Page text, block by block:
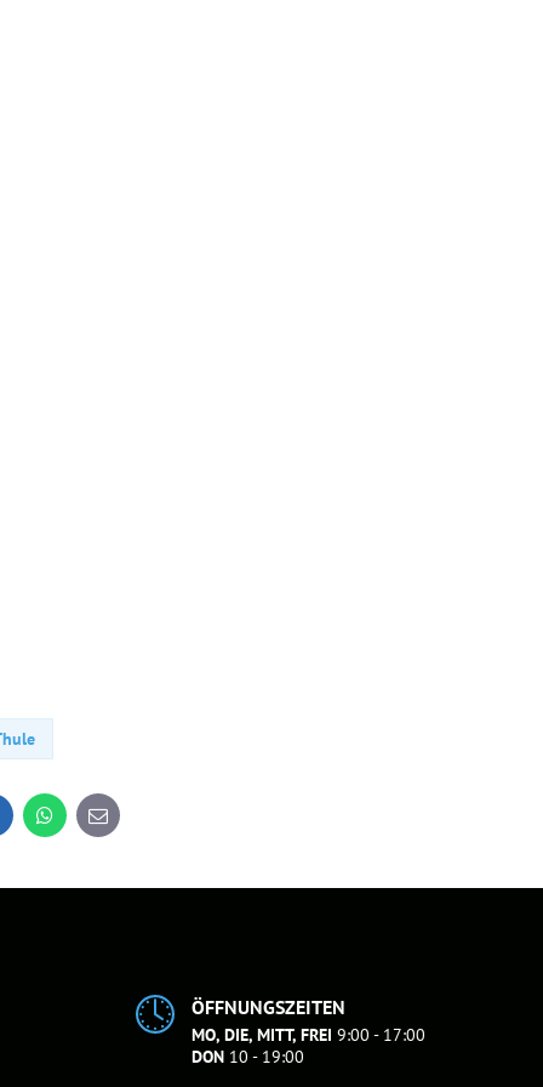
WhatsApp
E-
mail
ÖFFNUNGSZEITEN
MO, DIE, MITT, FREI 9:00 - 17:00
DON 10 - 19:00